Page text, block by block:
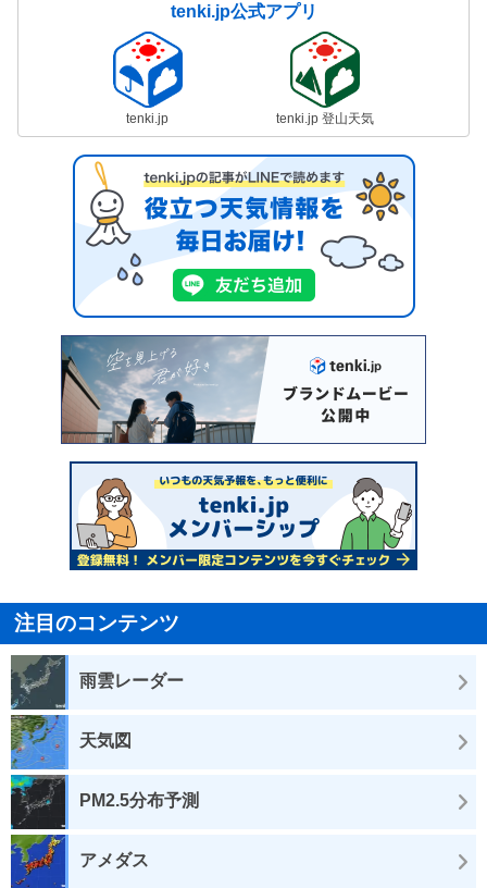
tenki.jp公式アプリ
tenki.jp tenki.jp 登山天気
注目のコンテンツ
雨雲レーダー
天気図
PM2.5分布予測
アメダス